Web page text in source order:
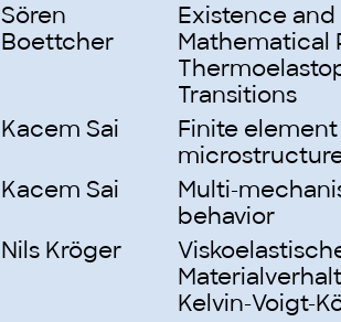
Sören
Boettcher
Existence and
Mathematical
Transitions
Kacem Sai
Finite
Kacem Sai
Multi-
behavior
Nils Kröger
Kelvin-Voigt-